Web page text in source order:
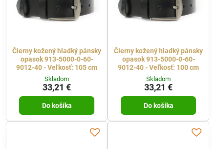
Čierny kožený hladký pánsky
opasok 913-5000-0-60-
9012-40 - Veľkosť: 105 cm
Skladom
33,21 €
Do košíka
Čierny kožený hladký pánsky
opasok 913-5000-0-60-
9012-40 - Veľkosť: 100 cm
Skladom
33,21 €
Do košíka